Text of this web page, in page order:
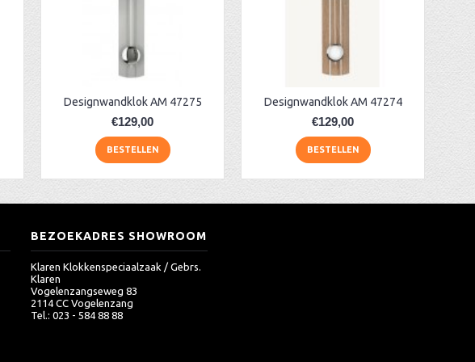
Designwandklok AM 47275
€129,00
BESTELLEN
Designwandklok AM 47274
€129,00
BESTELLEN
BEZOEKADRES SHOWROOM
Klaren Klokkenspeciaalzaak / Gebrs.
Klaren
Vogelenzangseweg 83
2114 CC Vogelenzang
Tel.: 023 - 584 88 88